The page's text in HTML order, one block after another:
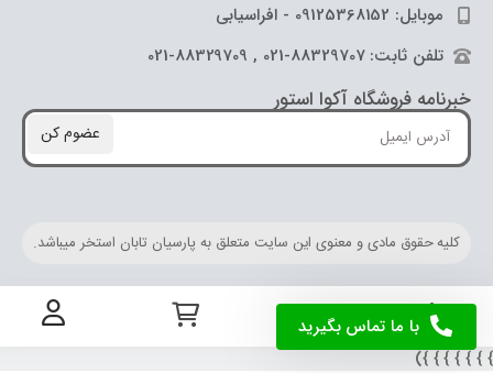
موبایل: 09125368152 - افراسیابی
تلفن ثابت: 88329707-021 , 88329709-021
خبرنامه فروشگاه آکوا استور
عضوم کن
کلیه حقوق مادی و معنوی این سایت متعلق به پارسیان تابان استخر میباشد.
} } } } } }
با ما تماس بگیرید